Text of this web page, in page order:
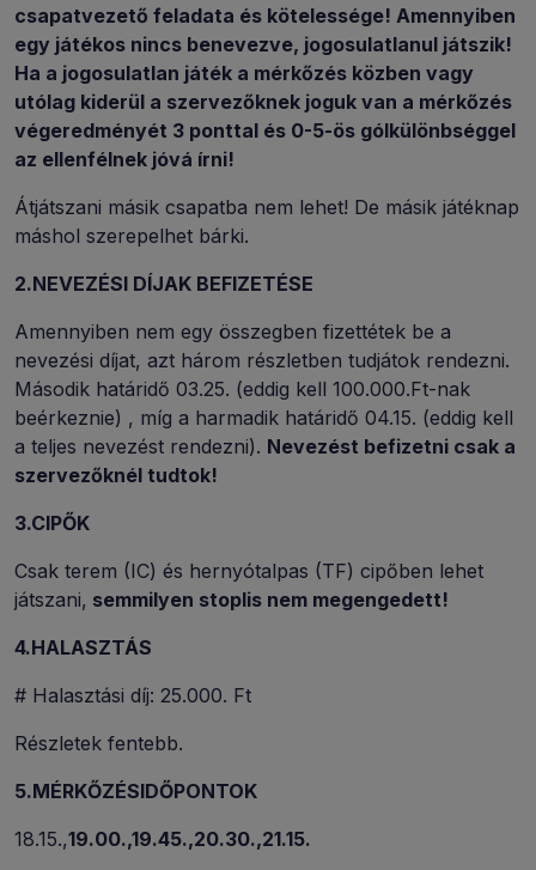
csapatvezető feladata és kötelessége! Amennyiben
egy játékos nincs benevezve, jogosulatlanul játszik!
Ha a jogosulatlan játék a mérkőzés közben vagy
utólag kiderül a szervezőknek joguk van a mérkőzés
végeredményét 3 ponttal és 0-5-ös gólkülönbséggel
az ellenfélnek jóvá írni!
Átjátszani másik csapatba nem lehet! De másik játéknap
máshol szerepelhet bárki.
2.NEVEZÉSI DÍJAK BEFIZETÉSE
Amennyiben nem egy összegben fizettétek be a
nevezési díjat, azt három részletben tudjátok rendezni.
Második határidő 03.25. (eddig kell 100.000.Ft-nak
beérkeznie) , míg a harmadik határidő 04.15. (eddig kell
a teljes nevezést rendezni). Nevezést befizetni csak a
szervezőknél tudtok!
3.CIPŐK
Csak terem (IC) és hernyótalpas (TF) cipőben lehet
játszani, semmilyen stoplis nem megengedett!
4.HALASZTÁS
# Halasztási díj: 25.000. Ft
Részletek fentebb.
5.MÉRKŐZÉSIDŐPONTOK
18.15.,19.00.,19.45.,20.30.,21.15.